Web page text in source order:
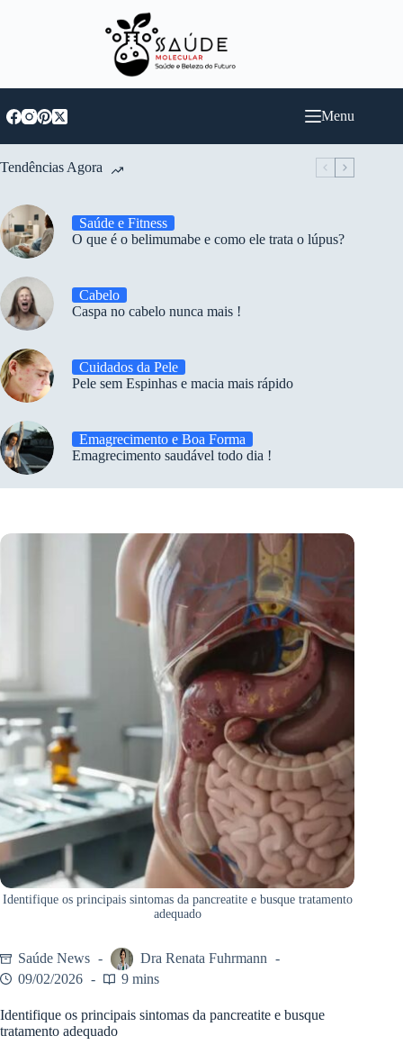
Menu
Tendências Agora
Saúde e Fitness
O que é o belimumabe e como ele trata o lúpus?
Cabelo
Caspa no cabelo nunca mais !
Cuidados da Pele
Pele sem Espinhas e macia mais rápido
Emagrecimento e Boa Forma
Emagrecimento saudável todo dia !
Identifique os principais sintomas da pancreatite e busque tratamento
adequado
Saúde News
Dra Renata Fuhrmann
09/02/2026
9 mins
Identifique os principais sintomas da pancreatite e busque
tratamento adequado